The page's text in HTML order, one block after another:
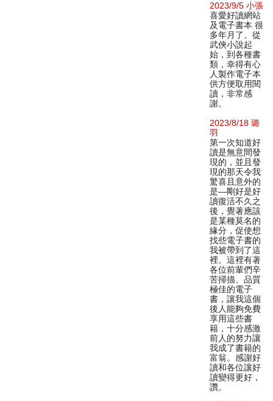
2023/9/5 小張
喜愛好讀網站
及電子書本 很
多年月了。從
武俠小說起
始，到各種書
類，幸得有心
人製作電子本
供方便取用閱
讀，非常感
謝。
2023/8/18 璐
羽
第一次知道好
讀是無意間發
現的，並且發
現的那天令我
驚喜且意外的
是—剛好是好
讀復活不久之
後，覺著應該
是某種莫名的
緣分，促使想
找些電子書的
我被帶到了這
裡。這裡有著
各位前輩們辛
苦掃描、品質
極佳的電子
書，讓我這個
後人能夠免費
享用這些書
籍，十分感激
前人的努力讓
我成了書籍的
富翁。感謝好
讀和各位讓好
讀變得更好，
讚。